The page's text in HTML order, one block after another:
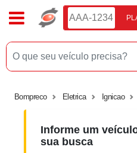
Bompreco Eletrica Ignicao
Informe um
sua busca